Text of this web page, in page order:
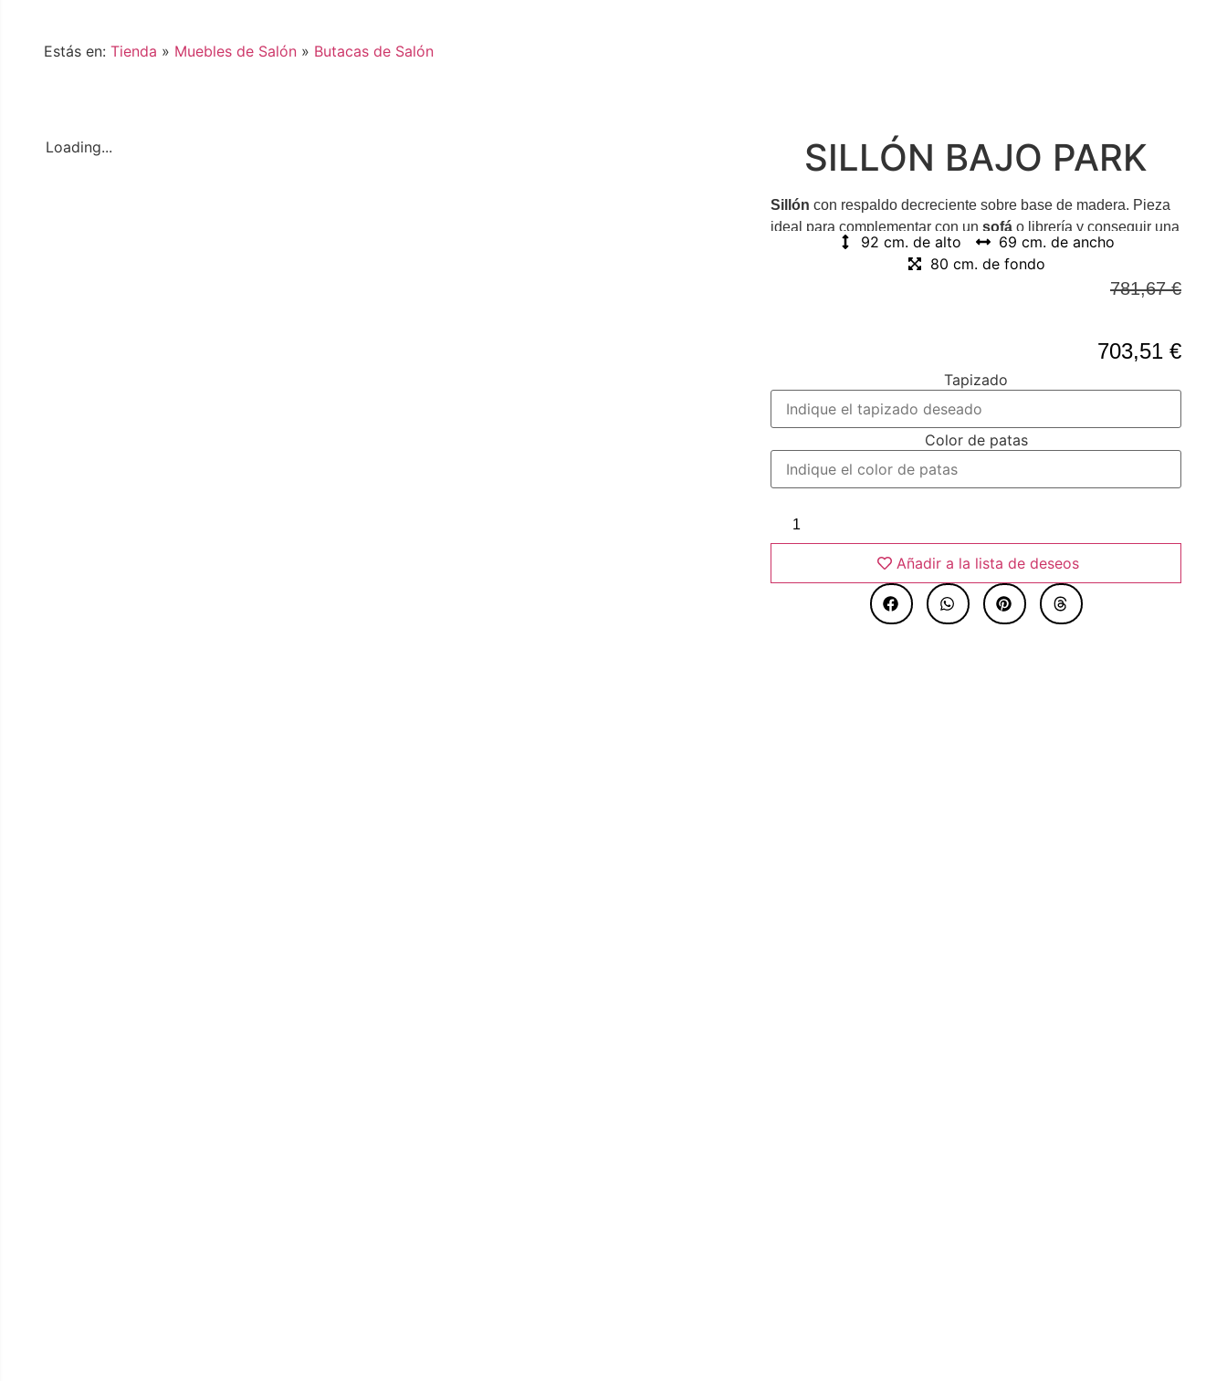
Estás en: Tienda » Muebles de Salón » Butacas de Salón
Loading... SILLÓN BAJO PARK
Sillón con respaldo decreciente sobre base de madera. Pieza
ideal para complementar con unsofá o librería y conseguir una
zona de lectura cómoda y confortable
92 cm. de alto
69 cm. de ancho
80 cm. de fondo
781,67€
703,51 €
Tapizado
Color de patas
Añadir a la lista de deseos